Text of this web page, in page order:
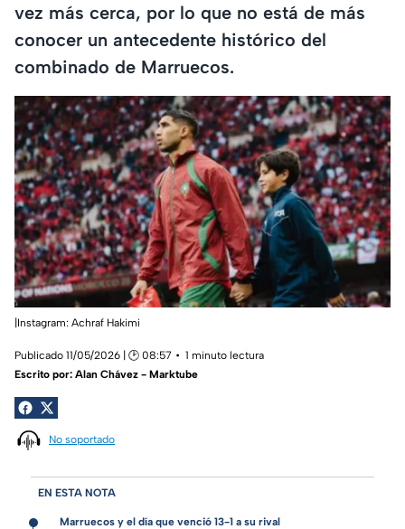
vez más cerca, por lo que no está de más
conocer un antecedente histórico del
combinado de Marruecos.
|Instagram: Achraf Hakimi
Publicado 11/05/2026 | 🕑 08:57
1 minuto lectura
Escrito por: Alan Chávez - Marktube
No soportado
EN ESTA NOTA
Marruecos y el día que venció 13-1 a su rival